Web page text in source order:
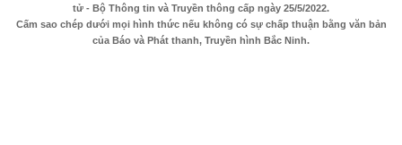
tử - Bộ Thông tin và Truyền thông cấp ngày 25/5/2022.
Cấm sao chép dưới mọi hình thức nếu không có sự chấp thuận bằng văn bản
của Báo và Phát thanh, Truyền hình Bắc Ninh.